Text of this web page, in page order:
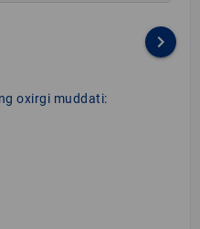
keyboard_arrow_right
oxirgi muddati: